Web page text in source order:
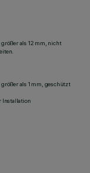
als 12 mm, nicht
als 1 mm, geschützt
Installation